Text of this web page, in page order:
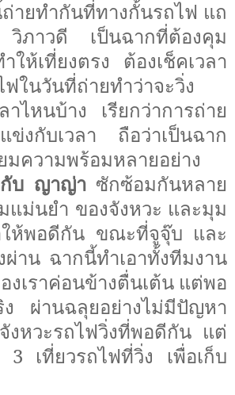
ายทำกันที่ทางกั้นรถไฟ แถ
วิภาวดี เป็นฉากที่ต้องคุม
ำให้เที่ยงตรง ต้องเช็คเวลา
ฟในวันที่ถ่ายทำว่าจะวิ่ง
ไหนบ้าง เรียกว่าการถ่าย
ข่งกับเวลา ถือว่าเป็นฉาก
มความพร้อมหลายอย่าง
บ ญาญ่าซักซ้อมกันหลาย
แม่นยำ ของจังหวะ และมุม
ให้พอดีกัน ขณะที่จูจุ๊บ และ
าน ฉากนี้ทำเอาทั้งทีมงาน
งเราค่อนข้างตื่นเต้น แต่พอ
ง ผ่านฉลุยอย่างไม่มีปัญหา
งหวะรถไฟวิ่งที่พอดีกัน แต่
3 เที่ยวรถไฟที่วิ่ง เพื่อเก็บ